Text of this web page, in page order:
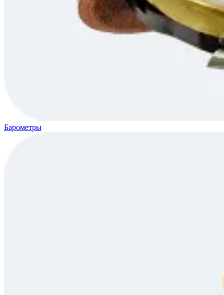
Барометры